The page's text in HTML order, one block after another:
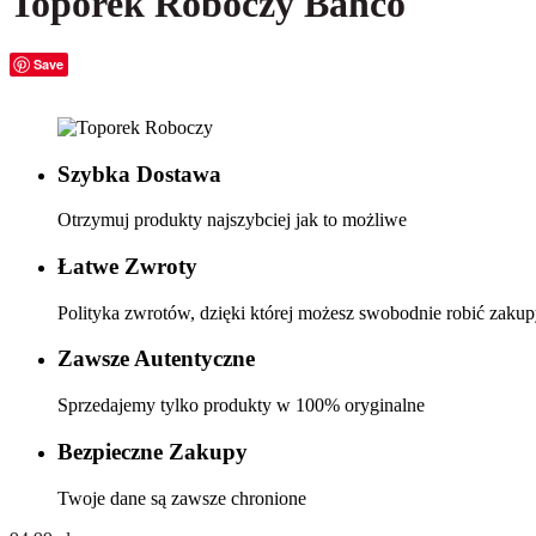
Save
Szybka Dostawa
Otrzymuj produkty najszybciej jak to możliwe
Łatwe Zwroty
Polityka zwrotów, dzięki której możesz swobodnie robić
Zawsze Autentyczne
Sprzedajemy tylko produkty w 100% oryginalne
Bezpieczne Zakupy
Twoje dane są zawsze chronione